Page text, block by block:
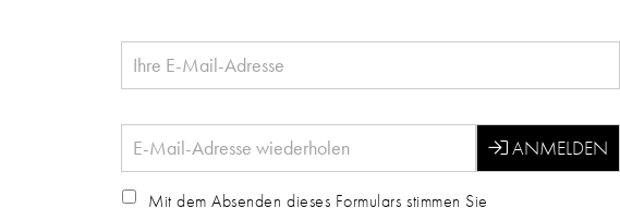
Mit dem Absenden dieses Formulars stimmen Sie